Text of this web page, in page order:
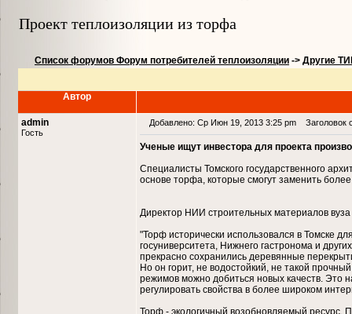
Проект теплоизоляции из торфа
Список форумов Форум потребителей теплоизоляции -> Другие
Автор
admin
Гость
Добавлено: Ср Июн 19, 2013 3:25 pm Заголовок
Ученые ищут инвестора для проекта
Специалисты Томского государственного
основе торфа, которые смогут заменить
Директор НИИ строительных материалов
"Торф исторически использовался в Томске
госуниверситета, Нижнего гастронома и
прекрасно сохранились деревянные
Но он горит, не водостойкий, не такой
режимов можно добиться новых качеств.
регулировать свойства в более широком
Торф - экологичный возобновляемый ресурс.